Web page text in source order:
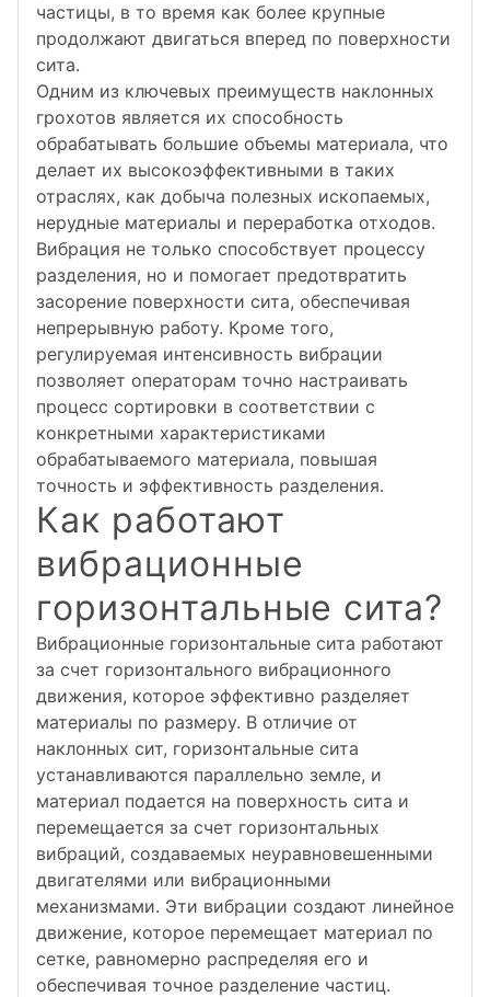
частицы, в то время как более крупные
продолжают двигаться вперед по поверхности
сита.
Одним из ключевых преимуществ наклонных
грохотов является их способность
обрабатывать большие объемы материала, что
делает их высокоэффективными в таких
отраслях, как добыча полезных ископаемых,
нерудные материалы и переработка отходов.
Вибрация не только способствует процессу
разделения, но и помогает предотвратить
засорение поверхности сита, обеспечивая
непрерывную работу. Кроме того,
регулируемая интенсивность вибрации
позволяет операторам точно настраивать
процесс сортировки в соответствии с
конкретными характеристиками
обрабатываемого материала, повышая
точность и эффективность разделения.
Как работают
вибрационные
горизонтальные сита?
Вибрационные горизонтальные сита работают
за счет горизонтального вибрационного
движения, которое эффективно разделяет
материалы по размеру. В отличие от
наклонных сит, горизонтальные сита
устанавливаются параллельно земле, и
материал подается на поверхность сита и
перемещается за счет горизонтальных
вибраций, создаваемых неуравновешенными
двигателями или вибрационными
механизмами. Эти вибрации создают линейное
движение, которое перемещает материал по
сетке, равномерно распределяя его и
обеспечивая точное разделение частиц.